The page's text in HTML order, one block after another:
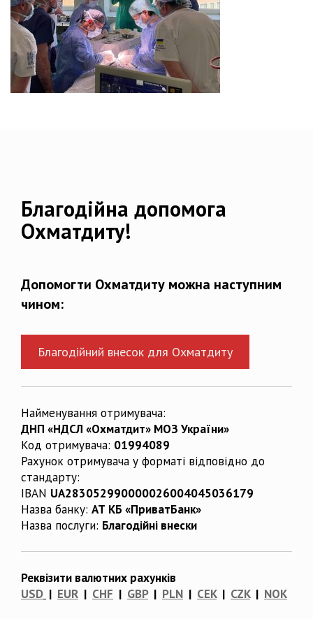
Благодійна допомога
Охматдиту!
Допомогти Охматдиту можна наступним
чином:
Благодійний внесок для Охматдиту
Найменування отримувача:
ДНП «НДСЛ «Охматдит» МОЗ України»
Код отримувача: 01994089
Рахунок отримувача у форматі відповідно до
стандарту:
IBAN UA283052990000026004045036179
Назва банку: АТ КБ «ПриватБанк»
Назва послуги: Благодійні внески
Реквізити валютних рахунків
USD | EUR | CHF | GBP| PLN | CEK| CZK| NOK